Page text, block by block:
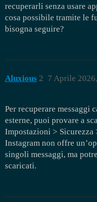
recuperarli senza usare
cosa possibile tramite le
bisogna seguire?
Aluxious 7 Aprile
2
Per recuperare messaggi
esterne, puoi provare a
Impostazioni > Sicurezza
Instagram non offre
singoli messaggi, ma
scaricati.